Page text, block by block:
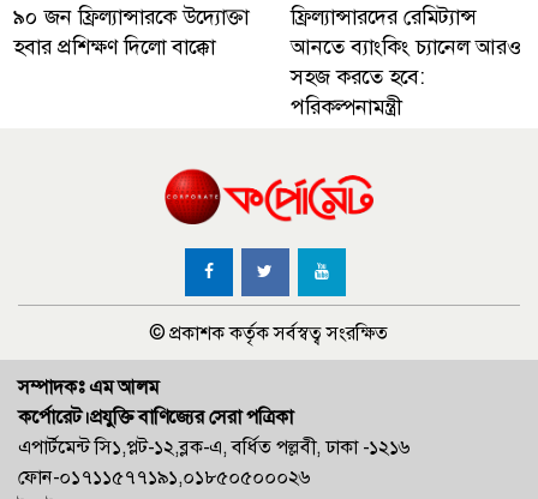
৯০ জন ফ্রিল্যান্সারকে উদ্যোক্তা
হবার প্রশিক্ষণ দিলো বাক্কো
ফ্রিল্যান্সারদের রেমিট্যান্স
আনতে ব্যাংকিং চ্যানেল আরও
সহজ করতে হবে:
পরিকল্পনামন্ত্রী
© প্রকাশক কর্তৃক সর্বস্বত্ব সংরক্ষিত
সম্পাদকঃ এম আলম
কর্পোরেট।প্রযুক্তি বাণিজ্যের সেরা পত্রিকা
এপার্টমেন্ট সি১,প্লট-১২,ব্লক-এ, বর্ধিত পল্লবী, ঢাকা -১২১৬
ফোন-০১৭১১৫৭৭১৯১,০১৮৫০৫০০০২৬